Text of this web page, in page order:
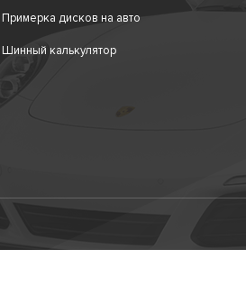
Примерка дисков на авто
Шинный калькулятор